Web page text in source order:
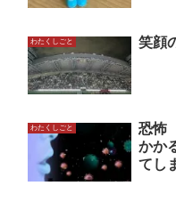
わたくしごと 笑顔
わたくしごと
恐怖
かか
てし